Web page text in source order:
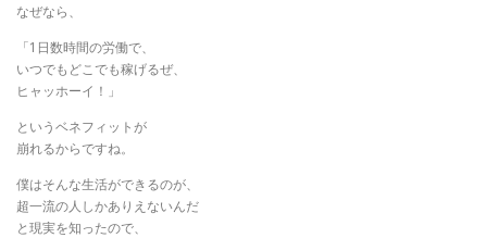
なぜなら、
「1日数時間の労働で、
いつでもどこでも稼げるぜ、
ヒャッホーイ！」
というベネフィットが
崩れるからですね。
僕はそんな生活ができるのが、
超一流の人しかありえないんだ
と現実を知ったので、